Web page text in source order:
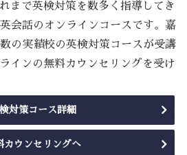
まで英検対策を数多く指導してき
会話のオンラインコースです。嘉
の実績校の英検対策コースが受講
インの無料カウンセリングを受け
対策コース詳細
カウンセリングへ